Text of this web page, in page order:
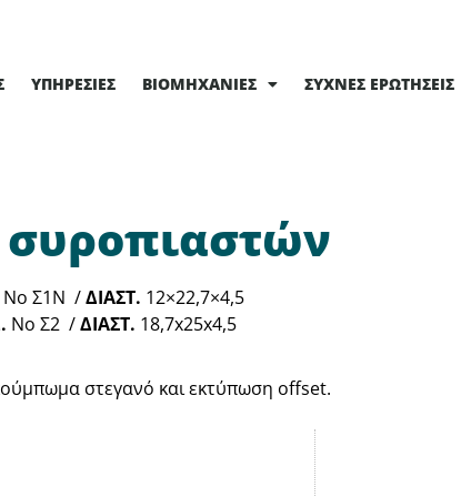
ΥΠΗΡΕΣΊΕΣ ΒΙΟΜΗΧΑΝΊΕΣ ΣΥΧΝΈΣ ΕΡΩΤΉΣΕΙΣ
συροπιαστών
Νο Σ1Ν /ΔΙΑΣΤ. 12×22,7×4,5
Νο Σ2 /ΔΙΑΣΤ. 18,7x25x4,5
στεγανό και εκτύπωση offset.